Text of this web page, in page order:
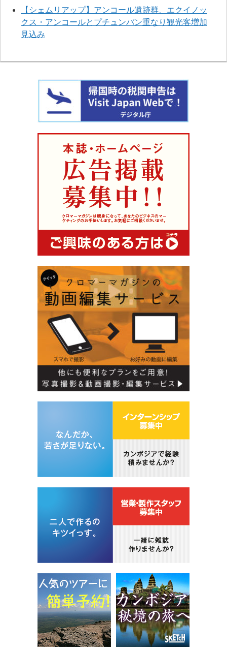
【シェムリアップ】アンコール遺跡群、エクイノッ
クス・アンコールとプチュンバン重なり観光客増加
見込み